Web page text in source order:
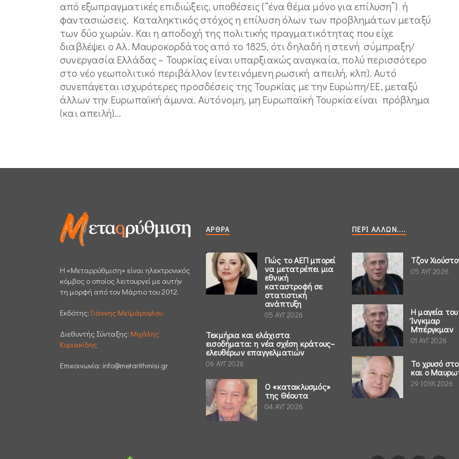
από εξωπραγματικές επιδιώξεις, υποθέσεις (“ένα θέμα μόνο για επίλυση”) ή
φαντασιώσεις. Καταληκτικός στόχος η επίλυση όλων των προβλημάτων μεταξύ
των δύο χωρών. Και η αποδοχή της πολιτικής πραγματικότητας που είχε
διαβλέψει ο Αλ. Μαυροκορδάτος από το 1825, ότι δηλαδή η στενή σύμπραξη/
συνεργασία Ελλάδας – Τουρκίας είναι υπαρξιακώς αναγκαία, πολύ περισσότερο
στο νέο γεωπολιτικό περιβάλλον (εντεινόμενη ρωσική απειλή, κλπ). Αυτό
συνεπάγεται ισχυρότερες προσδέσεις της Τουρκίας με την Ευρώπη/ΕΕ, μεταξύ
άλλων την Ευρωπαϊκή άμυνα. Αυτόνομη, μη Ευρωπαϊκή Τουρκία είναι πρόβλημα
(και απειλή)...
H «Μεταρρύθμιση» είναι ηλεκτρονικός
κόμβος ο οποίος λειτουργεί με αυτήν
τη μορφή από τον Μάρτιο του 2012.
Εκδότης: Γιάννης Μεϊμάρογλου
Διεθυντής Σύνταξης: Μιχάλης
Κυριακίδης
Επικοινωνία: info@metarithmisi.gr
ΆΡΘΡΑ
Πώς το ΑΕΠ μπορεί
να μετατρέπει μια
εθνική
καταστροφή σε
στατιστική
ανάπτυξη
05 ΑΥΓ 2026
Τεκμήρια και ελάχιστα
εισοδήματα: η νέα σχέση κράτους–
ελευθέρων επαγγελματιών
06 ΑΥΓ 2026
Ο «κατακλυσμός»
της Θέουτα
04 ΑΥΓ 2026
ΠΕΡΊ ΆΛΛΩΝ....
Τζον
05 ΑΥΓ 2026
Η μαγεία του
Ίνγκμαρ
Μπέργκμαν
01 ΑΥΓ 2026
Το χρυσό
και ο
29 ΙΟΥΛ 2026